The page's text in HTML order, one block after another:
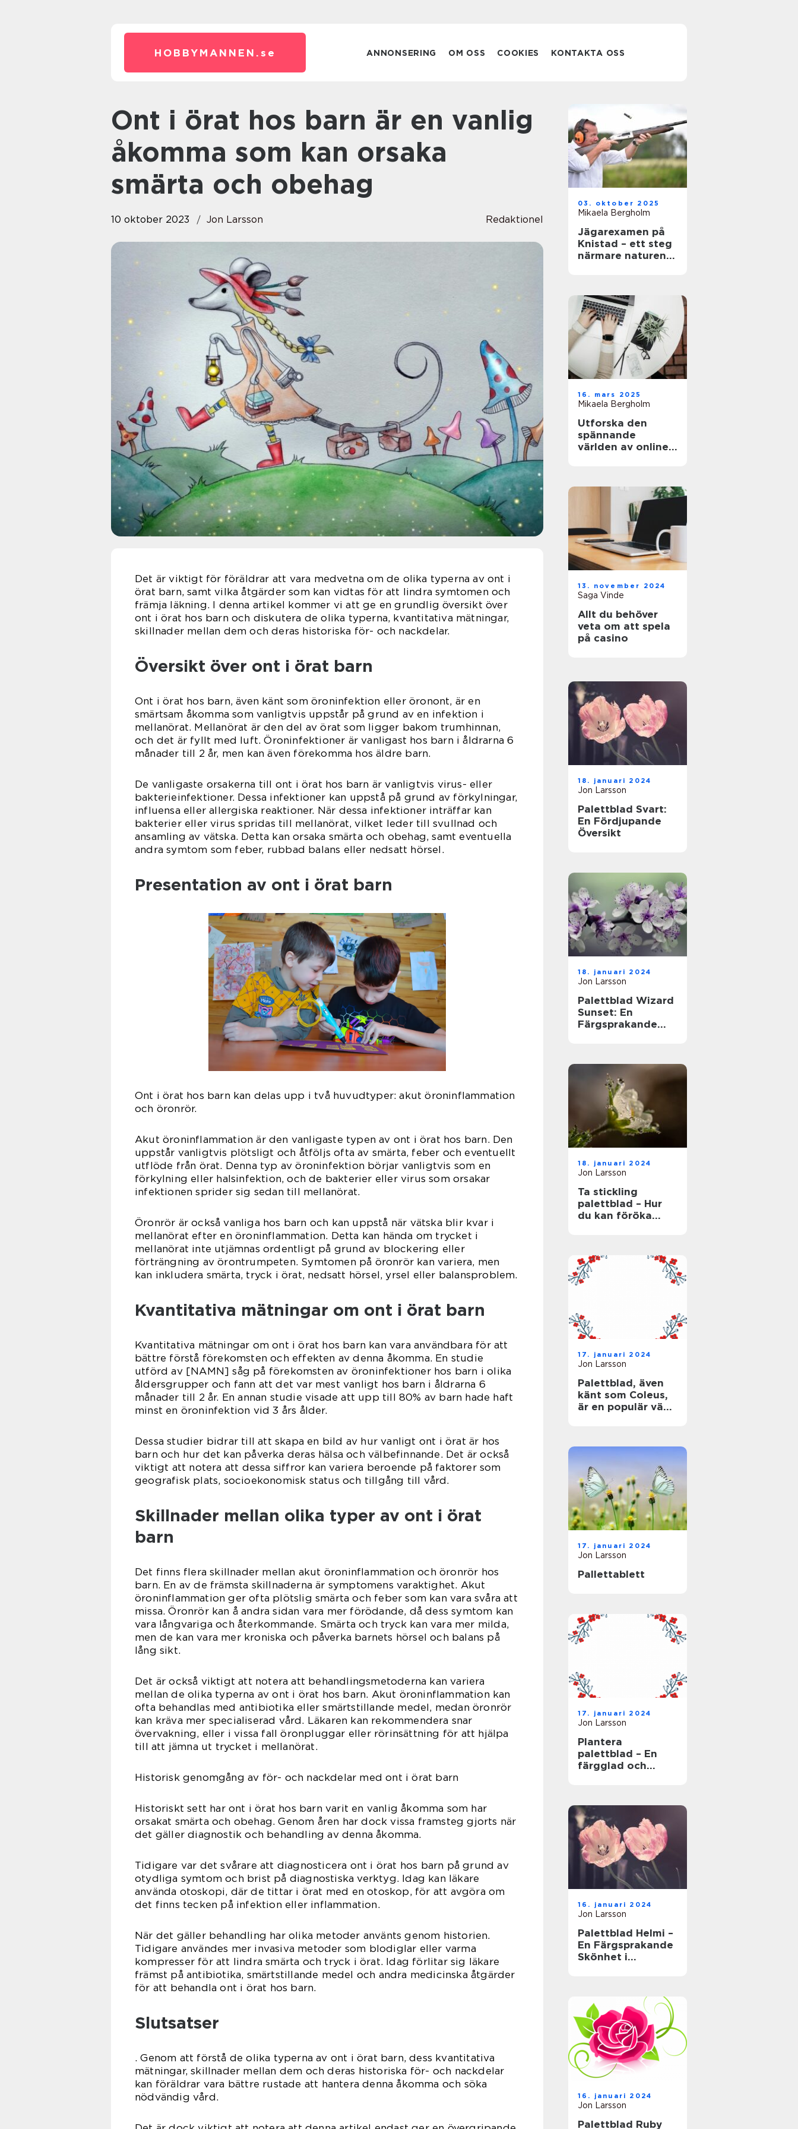
HOBBYMANNEN. se ANNONSERING OM OSS COOKIES KONTAKTA OSS
Ont i örat hos barn är en vanlig
åkomma som kan orsaka
smärta och obehag
10 oktober 2023 Jon Larsson Redaktionel
Det är viktigt för föräldrar att vara medvetna om de olika typerna av ont i
örat barn, samt vilka åtgärder som kan vidtas för att lindra symtomen och
främja läkning. I denna artikel kommer vi att ge en grundlig översikt över
ont i örat hos barn och diskutera de olika typerna, kvantitativa mätningar,
skillnader mellan dem och deras historiska för- och nackdelar.
Översikt över ont i örat barn
Ont i örat hos barn, även känt som öroninfektion eller öronont, är en
smärtsam åkomma som vanligtvis uppstår på grund av en infektion i
mellanörat. Mellanörat är den del av örat som ligger bakom trumhinnan,
och det är fyllt med luft. Öroninfektioner är vanligast hos barn i åldrarna 6
månader till 2 år, men kan även förekomma hos äldre barn.
De vanligaste orsakerna till ont i örat hos barn är vanligtvis virus- eller
bakterieinfektioner. Dessa infektioner kan uppstå på grund av förkylningar,
influensa eller allergiska reaktioner. När dessa infektioner inträffar kan
bakterier eller virus spridas till mellanörat, vilket leder till svullnad och
ansamling av vätska. Detta kan orsaka smärta och obehag, samt eventuella
andra symtom som feber, rubbad balans eller nedsatt hörsel.
Presentation av ont i örat barn
Ont i örat hos barn kan delas upp i två huvudtyper: akut öroninflammation
och öronrör.
Akut öroninflammation är den vanligaste typen av ont i örat hos barn. Den
uppstår vanligtvis plötsligt och åtföljs ofta av smärta, feber och eventuellt
utflöde från örat. Denna typ av öroninfektion börjar vanligtvis som en
förkylning eller halsinfektion, och de bakterier eller virus som orsakar
infektionen sprider sig sedan till mellanörat.
Öronrör är också vanliga hos barn och kan uppstå när vätska blir kvar i
mellanörat efter en öroninflammation. Detta kan hända om trycket i
mellanörat inte utjämnas ordentligt på grund av blockering eller
förträngning av örontrumpeten. Symtomen på öronrör kan variera, men
kan inkludera smärta, tryck i örat, nedsatt hörsel, yrsel eller balansproblem.
Kvantitativa mätningar om ont i örat barn
Kvantitativa mätningar om ont i örat hos barn kan vara användbara för att
bättre förstå förekomsten och effekten av denna åkomma. En studie
utförd av [NAMN] såg på förekomsten av öroninfektioner hos barn i olika
åldersgrupper och fann att det var mest vanligt hos barn i åldrarna 6
månader till 2 år. En annan studie visade att upp till 80% av barn hade haft
minst en öroninfektion vid 3 års ålder.
Dessa studier bidrar till att skapa en bild av hur vanligt ont i örat är hos
barn och hur det kan påverka deras hälsa och välbefinnande. Det är också
viktigt att notera att dessa siffror kan variera beroende på faktorer som
geografisk plats, socioekonomisk status och tillgång till vård.
Skillnader mellan olika typer av ont i örat
barn
Det finns flera skillnader mellan akut öroninflammation och öronrör hos
barn. En av de främsta skillnaderna är symptomens varaktighet. Akut
öroninflammation ger ofta plötslig smärta och feber som kan vara svåra att
missa. Öronrör kan å andra sidan vara mer förödande, då dess symtom kan
vara långvariga och återkommande. Smärta och tryck kan vara mer milda,
men de kan vara mer kroniska och påverka barnets hörsel och balans på
lång sikt.
Det är också viktigt att notera att behandlingsmetoderna kan variera
mellan de olika typerna av ont i örat hos barn. Akut öroninflammation kan
ofta behandlas med antibiotika eller smärtstillande medel, medan öronrör
kan kräva mer specialiserad vård. Läkaren kan rekommendera snar
övervakning, eller i vissa fall öronpluggar eller rörinsättning för att hjälpa
till att jämna ut trycket i mellanörat.
Historisk genomgång av för- och nackdelar med ont i örat barn
Historiskt sett har ont i örat hos barn varit en vanlig åkomma som har
orsakat smärta och obehag. Genom åren har dock vissa framsteg gjorts när
det gäller diagnostik och behandling av denna åkomma.
Tidigare var det svårare att diagnosticera ont i örat hos barn på grund av
otydliga symtom och brist på diagnostiska verktyg. Idag kan läkare
använda otoskopi, där de tittar i örat med en otoskop, för att avgöra om
det finns tecken på infektion eller inflammation.
När det gäller behandling har olika metoder använts genom historien.
Tidigare användes mer invasiva metoder som blodiglar eller varma
kompresser för att lindra smärta och tryck i örat. Idag förlitar sig läkare
främst på antibiotika, smärtstillande medel och andra medicinska åtgärder
för att behandla ont i örat hos barn.
Slutsatser
. Genom att förstå de olika typerna av ont i örat barn, dess kvantitativa
mätningar, skillnader mellan dem och deras historiska för- och nackdelar
kan föräldrar vara bättre rustade att hantera denna åkomma och söka
nödvändig vård.
03. oktober 2025
Mikaela Bergholm
Jägarexamen på
Knistad – ett steg
närmare naturen
16. mars 2025
Mikaela Bergholm
Utforska den
spännande
världen av online-
13. november 2024
Saga Vinde
Allt du behöver
veta om att spela
på casino
18. januari 2024
Jon Larsson
Palettblad Svart:
En Fördjupande
Översikt
18. januari 2024
Jon Larsson
Palettblad Wizard
Sunset: En
Färgsprakande
18. januari 2024
Jon Larsson
Ta stickling
palettblad – Hur
du kan föröka
17. januari 2024
Jon Larsson
Palettblad, även
känt som Coleus,
är en populär växt
17. januari 2024
Jon Larsson
Pallettablett
17. januari 2024
Jon Larsson
Plantera
palettblad – En
färgglad och
16. januari 2024
Jon Larsson
Palettblad Helmi –
En Färgsprakande
Skönhet i
16. januari 2024
Jon Larsson
Palettblad Ruby